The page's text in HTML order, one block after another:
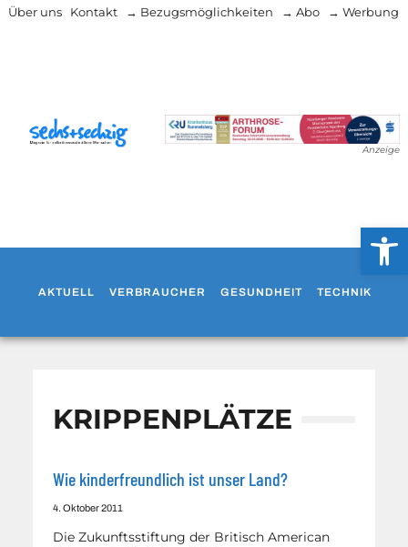
Über uns Kontakt → Bezugsmöglichkeiten → Abo → Werbung
Anzeige
AKTUELL VERBRAUCHER GESUNDHEIT TECHNIK
KRIPPENPLÄTZE
Wie kinderfreundlich ist unser Land?
4. Oktober 2011
Die Zukunftsstiftung der Britisch American